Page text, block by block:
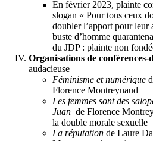
En février 2023, plainte
slogan « Pour tous ceux
doubler l’apport pour leur
buste d’homme
du JDP : plainte non
Organisations de conférences-
audacieuse
Féminisme et numérique
Florence Montreynaud
Les femmes sont des
Juan de Florence
la double morale sexuelle
La réputation de Laure